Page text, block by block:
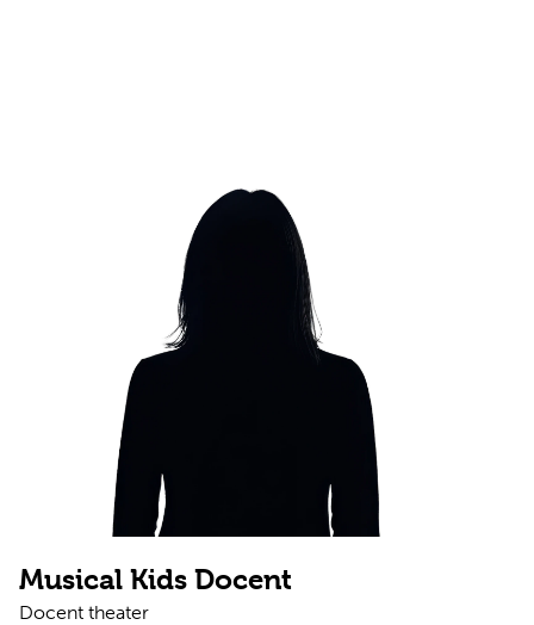
Musical Kids Docent
Docent theater